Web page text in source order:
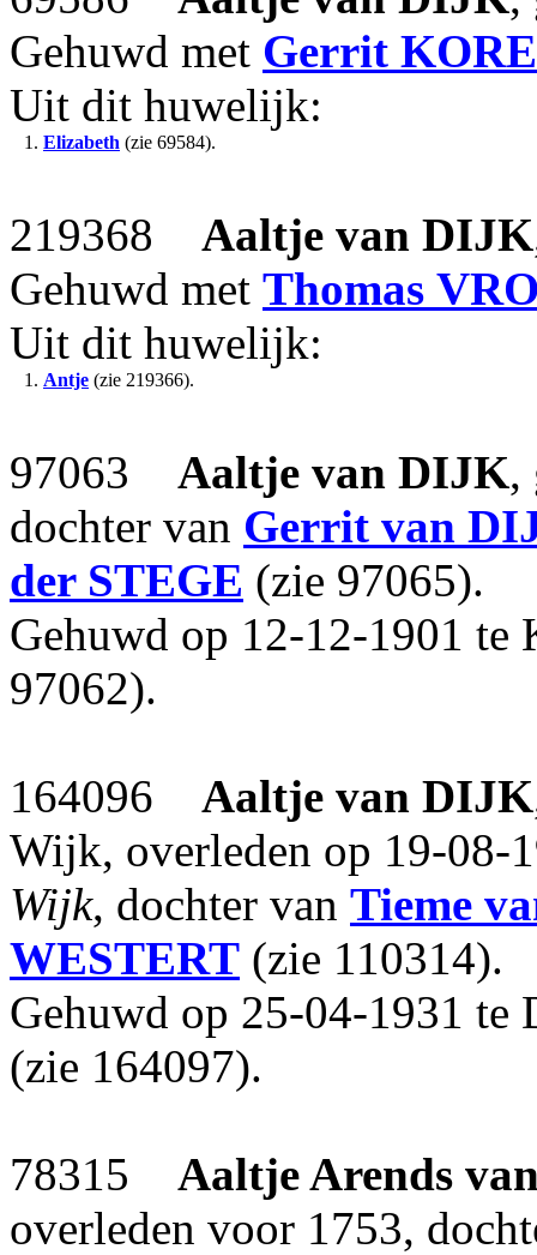
Gehuwd met Gerrit
Uit dit huwelijk:
1. Elizabeth (zie 69584).
219368 Aaltje van DIJK
Gehuwd met Thomas
Uit dit huwelijk:
1. Antje (zie 219366).
97063 Aaltje van DIJK,
dochter van Gerrit van
der STEGE (zie 97065).
Gehuwd op 12-12-1901 te
97062).
164096 Aaltje van DIJK
Wijk, overleden op 19-08-
Wijk, dochter van Tieme
WESTERT (zie 110314).
Gehuwd op 25-04-1931
(zie 164097).
78315 Aaltje Arends
overleden voor 1753,